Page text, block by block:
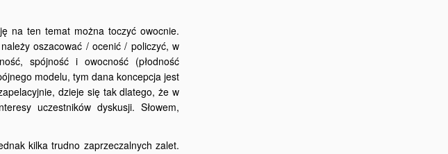
na ten temat można toczyć owocnie.
oszacować / ocenić / policzyć, w
spójność i owocność (płodność
modelu, tym dana koncepcja jest
dzieje się tak dlatego, że w
uczestników dyskusji. Słowem,
kilka trudno zaprzeczalnych zalet.